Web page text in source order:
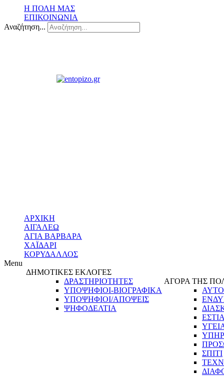
Η ΠΟΛΗ ΜΑΣ
ΕΠΙΚΟΙΝΩΝΙΑ
Αναζήτηση...
ΑΡΧΙΚΗ
ΑΙΓΑΛΕΩ
ΑΓΙΑ ΒΑΡΒΑΡΑ
ΧΑΪΔΑΡΙ
ΚΟΡΥΔΑΛΛΟΣ
Menu
ΔΗΜΟΤΙΚΕΣ ΕΚΛΟΓΕΣ
ΔΡΑΣΤΗΡΙΟΤΗΤΕΣ
ΥΠΟΨΗΦΙΟΙ-ΒΙΟΓΡΑΦΙΚΑ
ΥΠΟΨΗΦΙΟΙ/ΑΠΟΨΕΙΣ
ΨΗΦΟΔΕΛΤΙΑ
ΑΓΟΡΑ ΤΗΣ
ΣΠΙΤΙ